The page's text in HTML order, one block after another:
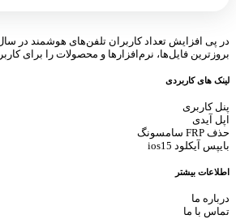
در پی افزایش تعداد کاربران تلفن‌های هوشمند در
بروزترین فایل‌ها، نرم‌افزارها و محصولات را برای
لینک های کاربردی
پنل کاربری
اپل آیدی
حذف FRP سامسونگ
بایپس آیکلود ios15
اطلاعات بیشتر
درباره ما
تماس با ما